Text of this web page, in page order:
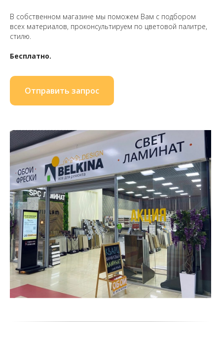
В собственном магазине мы поможем Вам с подбором
всех материалов, проконсультируем по цветовой палитре,
стилю.
Бесплатно.
Отправить запрос